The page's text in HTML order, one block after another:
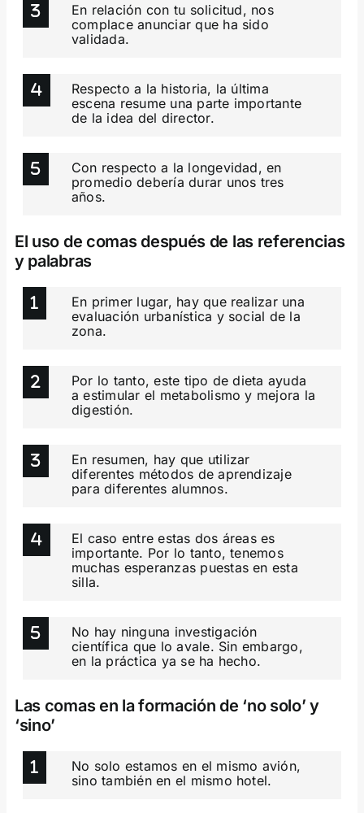
En relación con tu solicitud, nos
complace anunciar que ha sido
validada.
Respecto a la historia, la última
escena resume una parte importante
de la idea del director.
Con respecto a la longevidad, en
promedio debería durar unos tres
años.
El uso de comas después de las referencias
y palabras
En primer lugar, hay que realizar una
evaluación urbanística y social de la
zona.
Por lo tanto, este tipo de dieta ayuda
a estimular el metabolismo y mejora la
digestión.
En resumen, hay que utilizar
diferentes métodos de aprendizaje
para diferentes alumnos.
El caso entre estas dos áreas es
importante. Por lo tanto, tenemos
muchas esperanzas puestas en esta
silla.
No hay ninguna investigación
científica que lo avale. Sin embargo,
en la práctica ya se ha hecho.
Las comas en la formación de ‘no solo’ y
‘sino’
No solo estamos en el mismo avión,
sino también en el mismo hotel.